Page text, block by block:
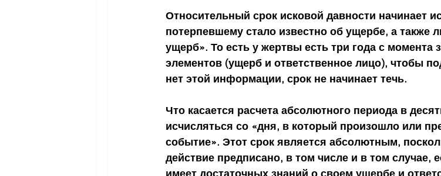
Относительный срок исковой давности начинает
потерпевшему стало известно об ущербе, а также
ущерб». То есть у жертвы есть три года с момента
элементов (ущерб и ответственное лицо), чтобы
нет этой информации, срок не начинает течь.
Что касается расчета абсолютного периода в
исчисляться со «дня, в который произошло или
событие». Этот срок является абсолютным,
действие предписано, в том числе и в том случае,